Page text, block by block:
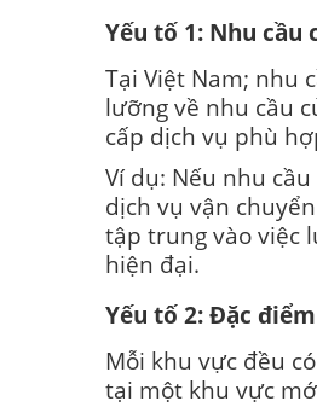
Yếu tố 1: Nhu
Tại Việt Nam; nhu
lưỡng về nhu cầu
cấp dịch vụ phù
Ví dụ: Nếu nhu
dịch vụ vận
tập trung vào việc
hiện đại.
Yếu tố 2: Đặc
Mỗi khu vực đều
tại một khu vực